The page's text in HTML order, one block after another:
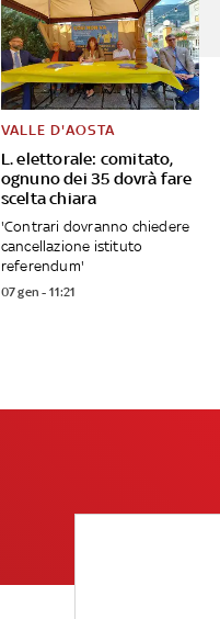
L. elettorale: comitato,
ognuno dei 35 dovrà fare
scelta chiara
VALLE D'AOSTA
'Contrari dovranno chiedere
cancellazione istituto
referendum'
07 gen - 11:21